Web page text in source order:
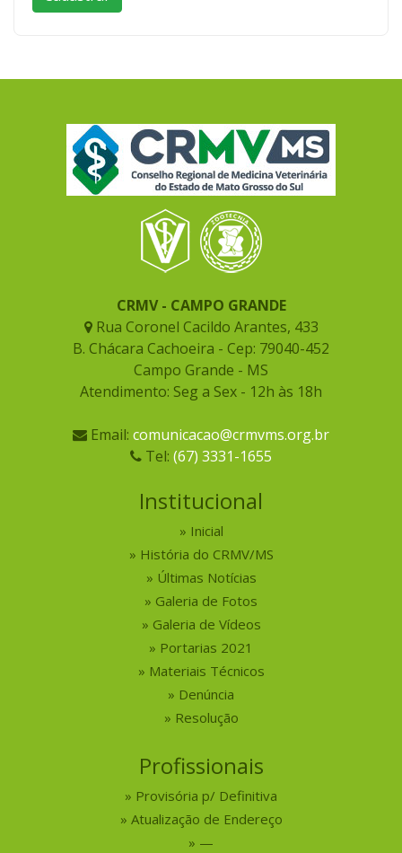
CRMV - CAMPO GRANDE
Rua Coronel Cacildo Arantes, 433
B. Chácara Cachoeira - Cep: 79040-452
Campo Grande - MS
Atendimento: Seg a Sex - 12h às 18h
Email: comunicacao@crmvms.org.br
Tel: (67) 3331-1655
Institucional
Inicial
História do CRMV/MS
Últimas Notícias
Galeria de Fotos
Galeria de Vídeos
Portarias 2021
Materiais Técnicos
Denúncia
Resolução
Profissionais
Provisória p/ Definitiva
Atualização de Endereço
—